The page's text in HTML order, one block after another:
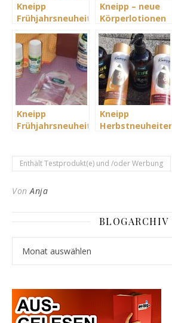
Kneipp
Frühjahrsneuheiten
Baden
Kneipp – neue
Körperlotionen
Kneipp
Frühjahrsneuheiten
Kneipp
Herbstneuheiten
Enthält Testprodukt(e) und /oder Werbung
VonAnja
BLOGARCHIV